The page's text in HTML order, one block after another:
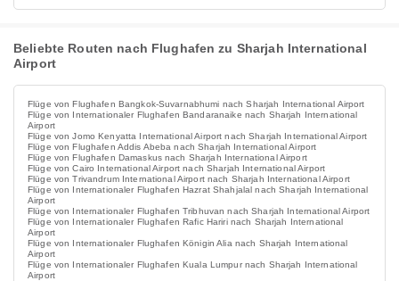
Beliebte Routen nach Flughafen zu Sharjah International
Airport
Flüge von Flughafen Bangkok-Suvarnabhumi nach Sharjah International Airport
Flüge von Internationaler Flughafen Bandaranaike nach Sharjah International
Airport
Flüge von Jomo Kenyatta International Airport nach Sharjah International Airport
Flüge von Flughafen Addis Abeba nach Sharjah International Airport
Flüge von Flughafen Damaskus nach Sharjah International Airport
Flüge von Cairo International Airport nach Sharjah International Airport
Flüge von Trivandrum International Airport nach Sharjah International Airport
Flüge von Internationaler Flughafen Hazrat Shahjalal nach Sharjah International
Airport
Flüge von Internationaler Flughafen Tribhuvan nach Sharjah International Airport
Flüge von Internationaler Flughafen Rafic Hariri nach Sharjah International
Airport
Flüge von Internationaler Flughafen Königin Alia nach Sharjah International
Airport
Flüge von Internationaler Flughafen Kuala Lumpur nach Sharjah International
Airport